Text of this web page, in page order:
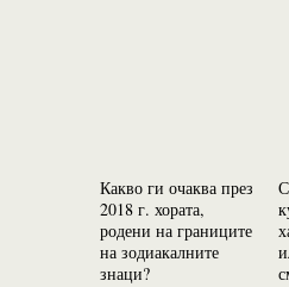
Какво ги очаква през
2018 г. хората,
родени на границите
на зодиакалните
знаци?